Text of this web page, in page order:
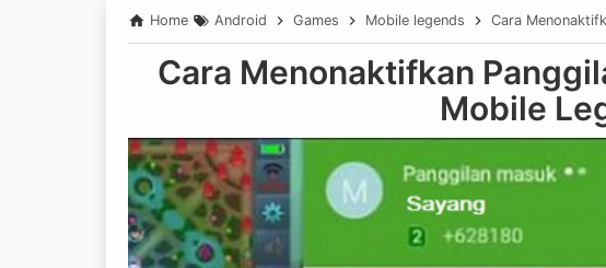
Home Android Games Mobile legends Cara
Cara Menonaktifkan
Mobile